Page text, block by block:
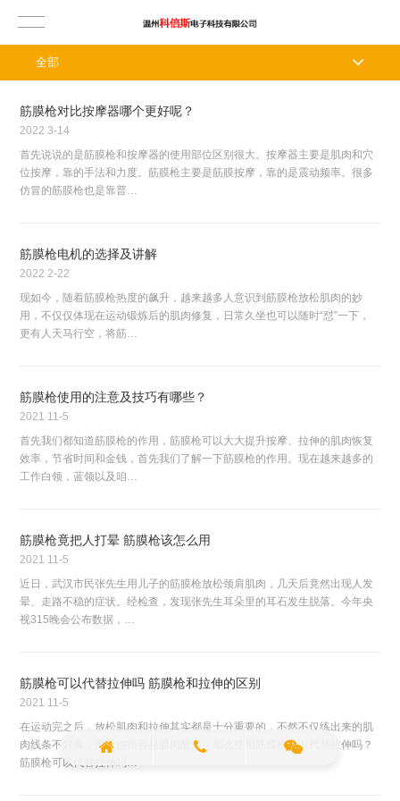
筋膜枪对比按摩器哪个更好呢？
2022 3-14
首先说说的是筋膜枪和按摩器的使用部位区别很大。按摩器主要是肌肉和穴
位按摩，靠的手法和力度。筋膜枪主要是筋膜按摩，靠的是震动频率。很多
仿冒的筋膜枪也是靠普…
筋膜枪电机的选择及讲解
2022 2-22
现如今，随着筋膜枪热度的飙升，越来越多人意识到筋膜枪放松肌肉的妙
用，不仅仅体现在运动锻炼后的肌肉修复，日常久坐也可以随时“怼”一下，
更有人天马行空，将筋…
筋膜枪使用的注意及技巧有哪些？
2021 11-5
首先我们都知道筋膜枪的作用，筋膜枪可以大大提升按摩、拉伸的肌肉恢复
效率，节省时间和金钱，首先我们了解一下筋膜枪的作用。现在越来越多的
工作白领，蓝领以及咱…
筋膜枪竟把人打晕 筋膜枪该怎么用
2021 11-5
近日，武汉市民张先生用儿子的筋膜枪放松颈肩肌肉，几天后竟然出现人发
晕、走路不稳的症状。经检查，发现张先生耳朵里的耳石发生脱落。今年央
视315晚会公布数据，…
筋膜枪可以代替拉伸吗 筋膜枪和拉伸的区别
2021 11-5
在运动完之后，放松肌肉和拉伸其实都是十分重要的，不然不仅练出来的肌
肉线条不好看，而且也很容易肌肉酸痛，那么使用筋膜枪可以代替拉伸吗？
筋膜枪可以代替拉伸吗…
全部